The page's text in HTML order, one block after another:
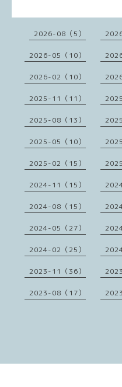
2026-08（5）
2026-05（10）
2026-02（10）
2025-11（11）
2025-08（13）
2025-05（10）
2025-02（15）
2024-11（15）
2024-08（15）
2024-05（27）
2024-02（25）
2023-11（36）
2023-08（17）